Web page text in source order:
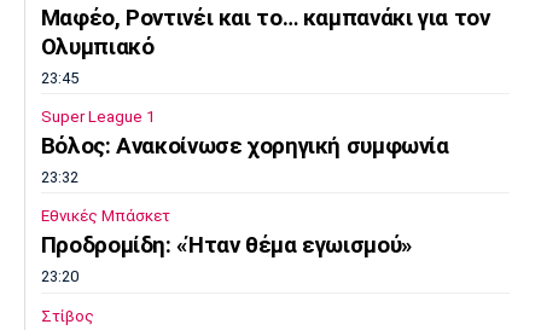
Μαφέο, Ροντινέι και το… καμπανάκι για τον
Ολυμπιακό
23:45
Super League 1
Βόλος: Ανακοίνωσε χορηγική συμφωνία
23:32
Εθνικές Μπάσκετ
Προδρομίδη: «Ήταν θέμα εγωισμού»
23:20
Στίβος